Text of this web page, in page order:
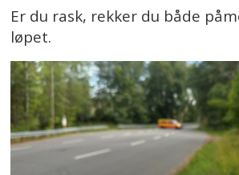
Er du rask, rekker du både
løpet.